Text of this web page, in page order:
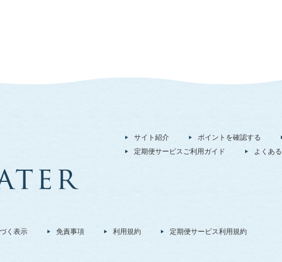
サイト紹介 ポイントを確認する
定期便サービスご利用ガイド
よくあ
く表示 免責事項 利用規約 定期便サービス利用規約